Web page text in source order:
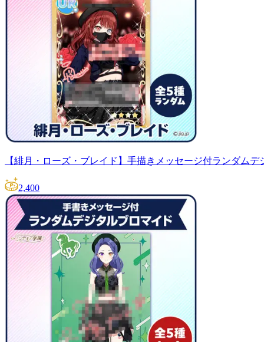
【緋月・ローズ・ブレイド】手描きメッセージ付ランダムデ
2,400